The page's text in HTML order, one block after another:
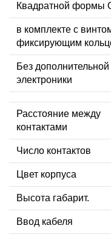
Квадратной формы
в комплекте с
фиксирующим
Без дополнительной
электроники
Расстояние между
контактами
Число контактов
Цвет корпуса
Высота габарит.
Ввод кабеля